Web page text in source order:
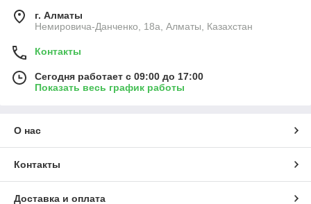
г. Алматы
Немировича-Данченко, 18а, Алматы, Казахстан
Контакты
Сегодня работает с 09:00 до 17:00
Показать весь график работы
О нас
Контакты
Доставка и оплата